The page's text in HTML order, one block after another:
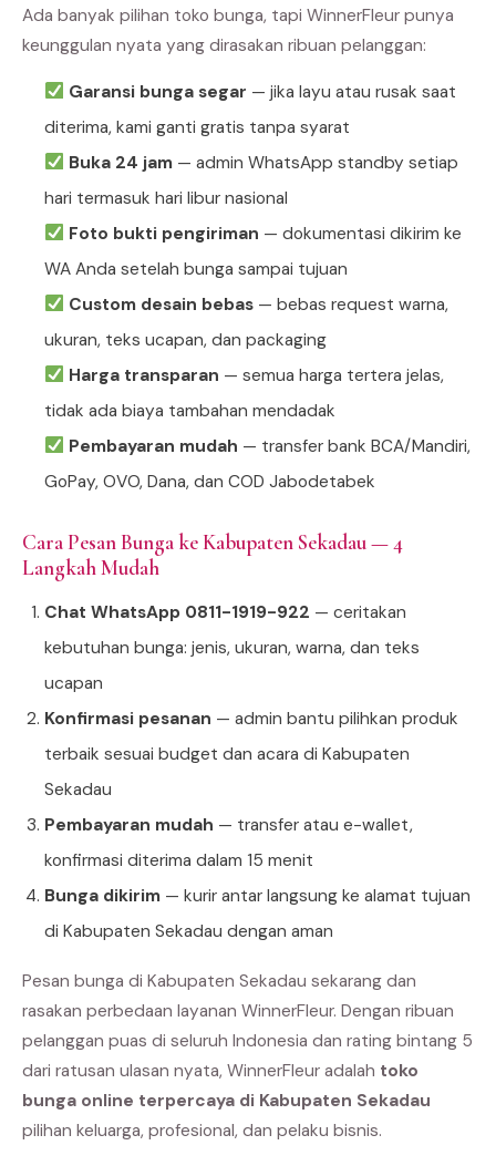
Ada banyak pilihan toko bunga, tapi WinnerFleur punya
keunggulan nyata yang dirasakan ribuan pelanggan:
Garansi bunga segar — jika layu atau rusak saat
diterima, kami ganti gratis tanpa syarat
Buka 24 jam— admin WhatsApp standby setiap
hari termasuk hari libur nasional
Foto bukti pengiriman — dokumentasi dikirim ke
WA Anda setelah bunga sampai tujuan
Custom desain bebas— bebas request warna,
ukuran, teks ucapan, dan packaging
Harga transparan — semua harga tertera jelas,
tidak ada biaya tambahan mendadak
Pembayaran mudah — transfer bank BCA/Mandiri,
GoPay, OVO, Dana, dan COD Jabodetabek
Cara Pesan Bunga ke Kabupaten Sekadau — 4
Langkah Mudah
Chat WhatsApp 0811-1919-922 — ceritakan
kebutuhan bunga: jenis, ukuran, warna, dan teks
ucapan
Konfirmasi pesanan — admin bantu pilihkan produk
terbaik sesuai budget dan acara di Kabupaten
Sekadau
Pembayaran mudah — transfer atau e-wallet,
konfirmasi diterima dalam 15 menit
Bunga dikirim — kurir antar langsung ke alamat tujuan
di Kabupaten Sekadau dengan aman
Pesan bunga di Kabupaten Sekadau sekarang dan
rasakan perbedaan layanan WinnerFleur. Dengan ribuan
pelanggan puas di seluruh Indonesia dan rating bintang 5
dari ratusan ulasan nyata, WinnerFleur adalah toko
bunga online terpercaya di Kabupaten Sekadau
pilihan keluarga, profesional, dan pelaku bisnis.